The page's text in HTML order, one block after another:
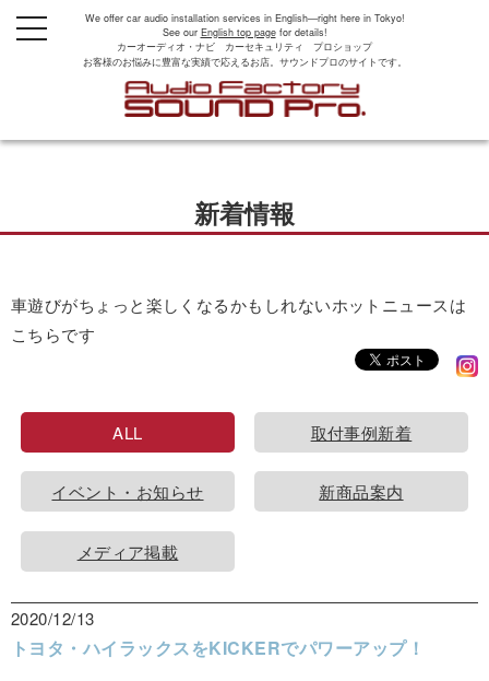
We offer car audio installation services in English—right here in Tokyo!
See our English top pagefor details!
カーオーディオ・ナビ カーセキュリティ プロショップ
お客様のお悩みに豊富な実績で応えるお店。サウンドプロのサイトです。
t
o
a
i
新着情報
車遊びがちょっと楽しくなるかもしれないホットニュースは
こちらです
ALL 取付事例新着
イベント・お知らせ 新商品案内
メディア掲載
2020/12/13
トヨタ・ハイラックスをKICKERでパワーアップ！